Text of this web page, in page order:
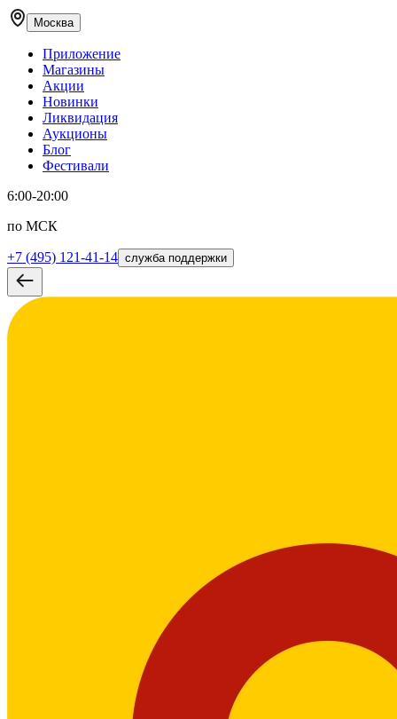
Москва
Приложение
Магазины
Акции
Новинки
Ликвидация
Аукционы
Блог
Фестивали
6:00-20:00
по МСК
+7 (495) 121-41-14 служба поддержки